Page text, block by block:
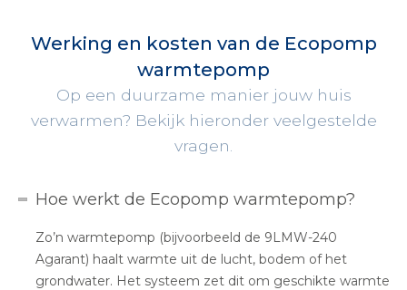
Werking en kosten van de Ecopomp
warmtepomp
Op een duurzame manier jouw huis
verwarmen? Bekijk hieronder veelgestelde
vragen.
Hoe werkt de Ecopomp warmtepomp?
Zo’n warmtepomp (bijvoorbeeld de 9LMW-240
Agarant) haalt warmte uit de lucht, bodem of het
grondwater. Het systeem zet dit om geschikte warmte